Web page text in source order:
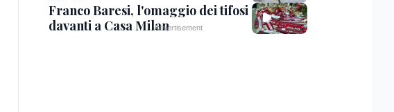
Franco Baresi, l'omaggio dei tifosi
davanti a Casa Milan